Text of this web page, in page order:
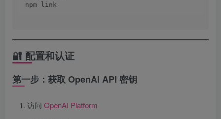
npm link
🔐 配置和认证
第一步：获取 OpenAI API 密钥
访问 OpenAI Platform